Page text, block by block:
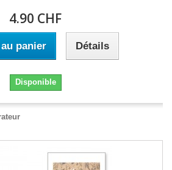
4.90 CHF
panier Détails
Disponible